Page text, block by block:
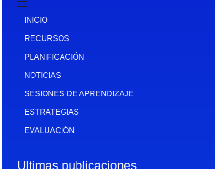
INICIO
RECURSOS
PLANIFICACIÓN
NOTICIAS
SESIONES DE APRENDIZAJE
ESTRATEGIAS
EVALUACIÓN
Ultimas publicaciones